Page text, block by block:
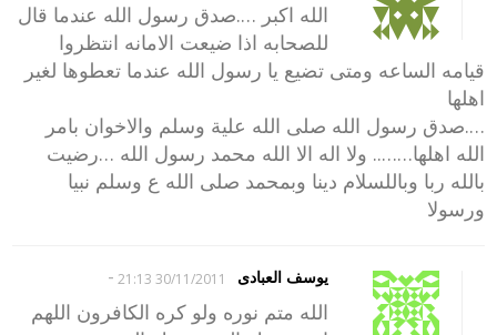
الله اكبر ….صدق رسول الله عندما قال
للصحابه اذا ضيعت الامانه انتظروا
قيامه الساعه ومتى تضيع يا رسول الله عندما تعطوها لغير
اهلها
….صدق رسول الله صلى الله علية وسلم والاخوان بامر
الله اهلها…….. ولا اله الا الله محمد رسول الله …رضيت
بالله ربا وباللسلام دينا وبمحمد صلى الله ع وسلم نبيا
ورسولا
يوسف العبادى 30/11/2011 21:13
-
الله متم نوره ولو كره الكافرون اللهم